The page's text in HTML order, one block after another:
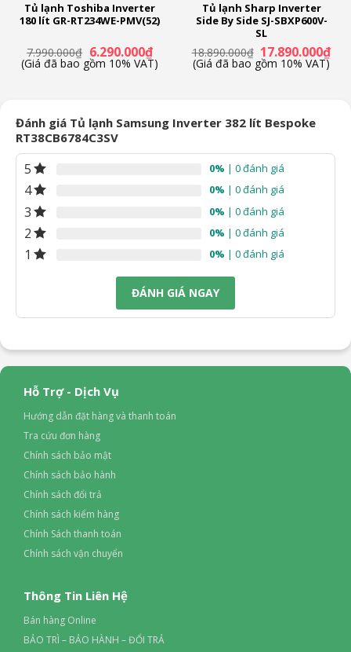
Chất liệu ống dẫn gas, dàn lạnh:
Ống dẫn gas bằng Đồng – Lá tản nhiệt bằng Nhôm
Năm ra mắt:
Sản xuất tại:
Thái Lan
Mức tiêu thụ điện năng
Công suất tiêu thụ công bố theo TCVN:
~ 1.09 kW/ngày
Công nghệ SmartThings AI Energy
Công nghệ All-around Cooling giúp kiểm soát chặt chẽ sự
thay đổi nhiệt độ
Công nghệ bảo quản thực phẩm:
Công nghệ kháng khuẩn, khử mùi:
Hệ thống lọc Active Fresh Filter khử mùi, diệt khuẩn 99.99%
Hệ thống làm đá tự động Auto Ice Maker
Tủ lạnh Toshiba Inverter
180 lít GR-RT234WE-PMV(52)
7.990.000₫ Giá
gốc
là:
6.290.000₫Giá
hiện
tại
(Giá đã bao gồm 10% VAT)
Tủ lạnh Sharp Inverter
Side By Side SJ-SBXP600V-
SL
18.890.000₫ Giá
gốc
là:
17.890.000₫Giá
(Giá đã bao gồm 10% VAT)
Đánh giá Tủ lạnh Samsung Inverter 382 lít Bespoke
RT38CB6784C3SV
5 0% | 0 đánh giá
4 0% | 0 đánh giá
3 0% | 0 đánh giá
2 0% | 0 đánh giá
1 0% | 0 đánh giá
ĐÁNH GIÁ NGAY
Hỗ Trợ - Dịch Vụ
Hướng dẫn đặt hàng và thanh toán
Tra cứu đơn hàng
Chính sách bảo mật
Chính sách bảo hành
Chính sách đổi trả
Chính sách kiểm hàng
Chính Sách thanh toán
Chính sách vận chuyển
Thông Tin Liên Hệ
Bán hàng Online
BẢO TRÌ – BẢO HÀNH – ĐỔI TRẢ